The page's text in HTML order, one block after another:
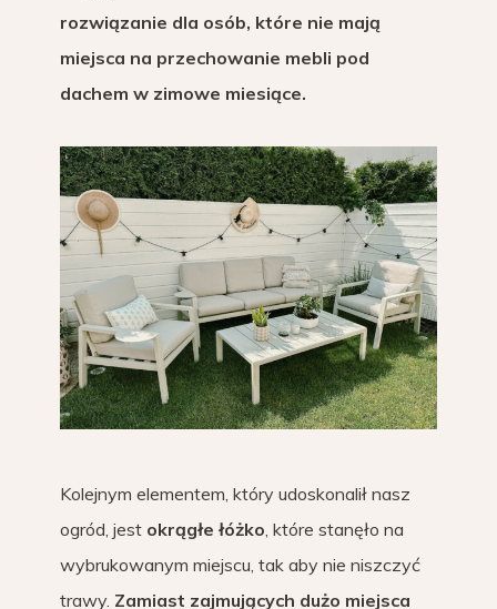
rozwiązanie dla osób, które nie mają
miejsca na przechowanie mebli pod
dachem w zimowe miesiące.
Kolejnym elementem, który udoskonalił nasz
ogród, jest okrągłe łóżko, które stanęło na
wybrukowanym miejscu, tak aby nie niszczyć
trawy. Zamiast zajmujących dużo miejsca